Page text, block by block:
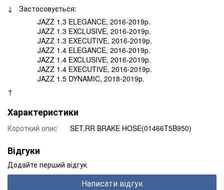
↓ Застосовується:
JAZZ 1.3 ELEGANCE, 2016-2019р.
JAZZ 1.3 EXCLUSIVE, 2016-2019р.
JAZZ 1.3 EXECUTIVE, 2016-2019р.
JAZZ 1.4 ELEGANCE, 2016-2019р.
JAZZ 1.4 EXCLUSIVE, 2016-2019р.
JAZZ 1.4 EXECUTIVE, 2016-2019р.
JAZZ 1.5 DYNAMIC, 2018-2019р.
↑
Характеристики
Короткий опис SET,RR BRAKE HOSE(01466T5B950)
Відгуки
Додайте перший відгук
Написати відгук